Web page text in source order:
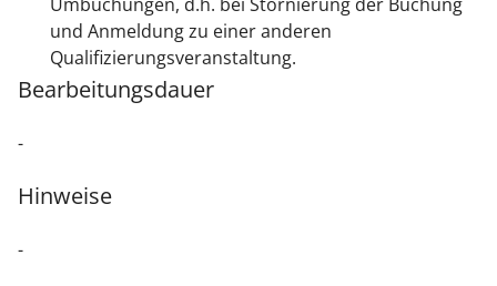
und Anmeldung zu einer anderen
Qualifizierungsveranstaltung.
Bearbeitungsdauer
-
Hinweise
-